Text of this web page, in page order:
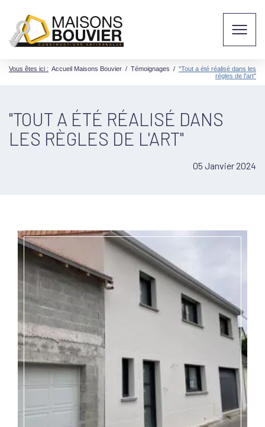
Vous êtes ici : Accueil Maisons Bouvier / Témoignages / "Tout a été réalisé dans les
règles de l'art"
"TOUT A ÉTÉ RÉALISÉ DANS
LES RÈGLES DE L'ART"
05 Janvier 2024